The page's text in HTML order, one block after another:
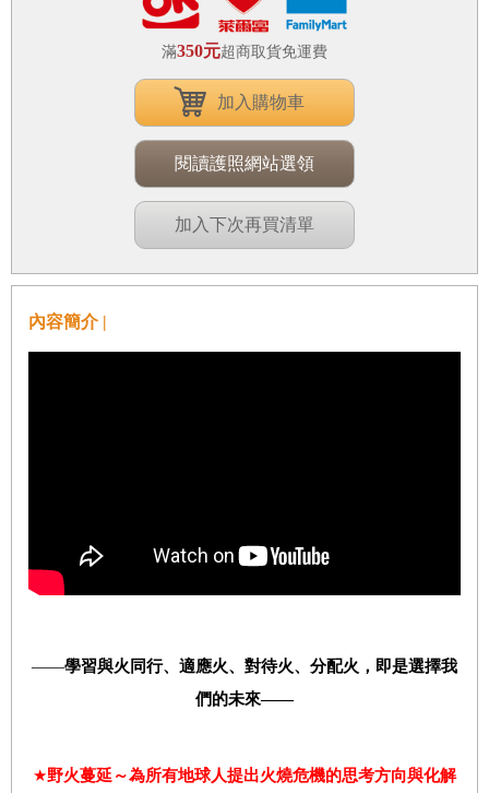
滿350元超商取貨免運費
加入購物車
閱讀護照網站選領
加入下次再買清單
內容簡介 |
——學習與火同行、適應火、對待火、分配火，即是選擇我
們的未來——
★野火蔓延～為所有地球人提出火燒危機的思考方向與化解